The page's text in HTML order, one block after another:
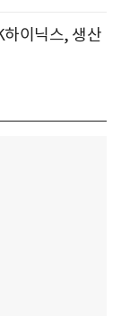
이닉스, 생산